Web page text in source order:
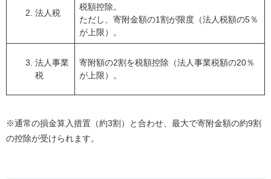
法人税
税額控除。
ただし、寄附金額の1割が限度（法人税額の5％
が上限）。
法人事業
税
寄附額の2割を税額控除（法人事業税額の20％
が上限）。
※通常の損金算入措置（約3割）と合わせ、最大で寄附金額の約9割
の控除が受けられます。